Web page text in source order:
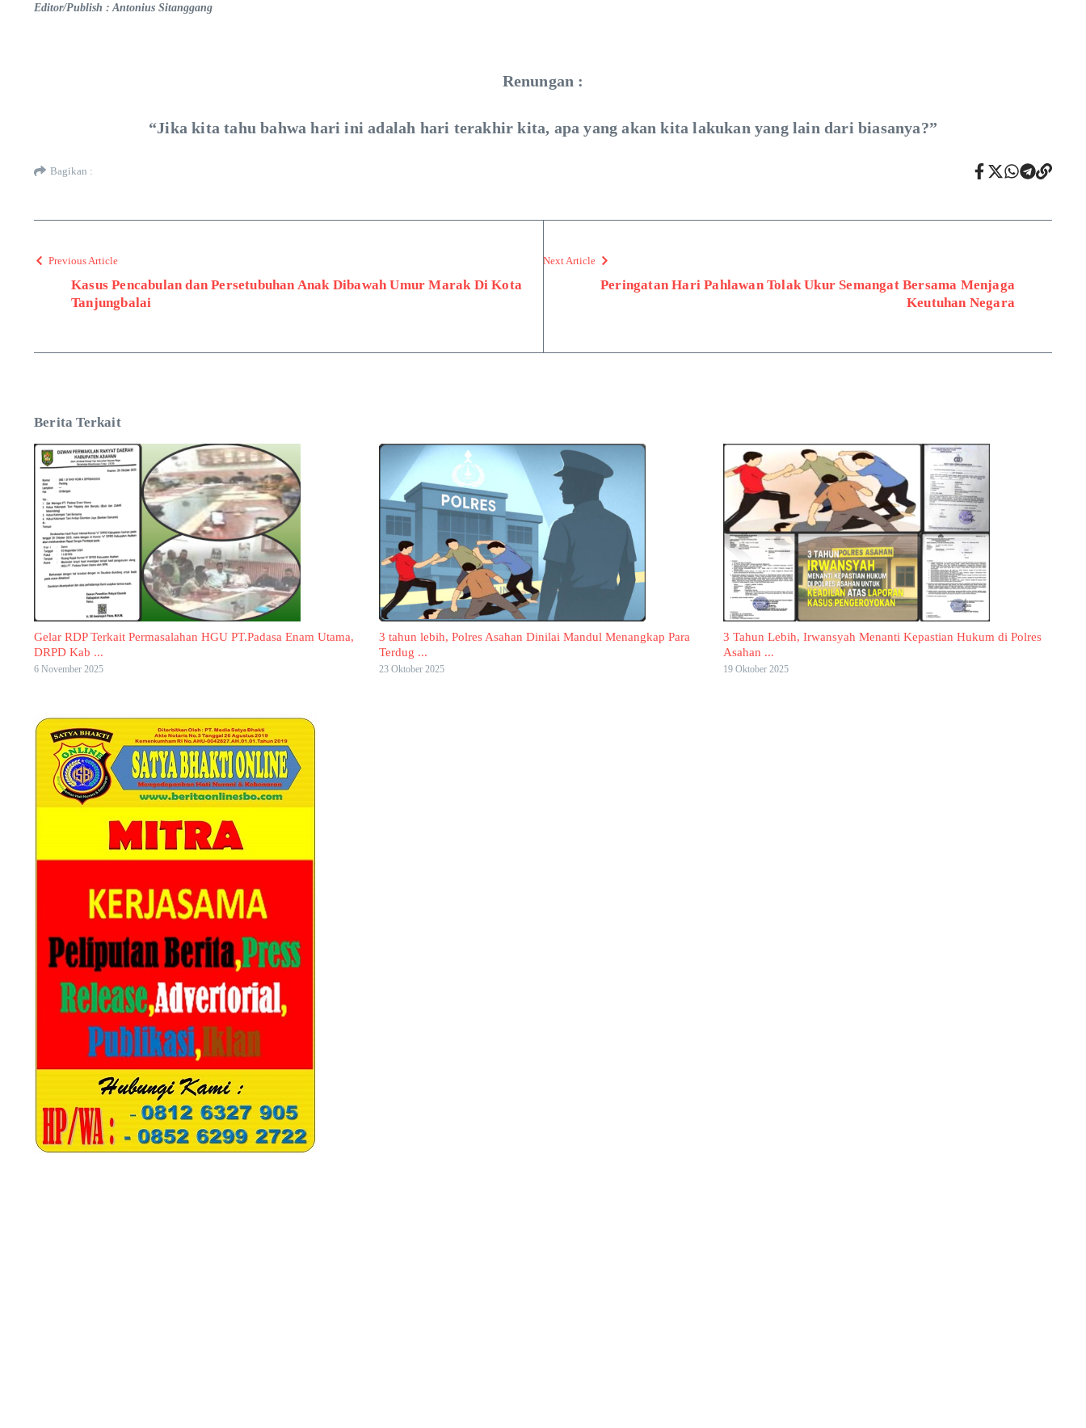
Editor/Publish : Antonius Sitanggang
Renungan :
“Jika kita tahu bahwa hari ini adalah hari terakhir kita, apa yang akan kita lakukan yang lain dari biasanya?”
Bagikan :
Previous Article
Kasus Pencabulan dan Persetubuhan Anak Dibawah Umur Marak Di Kota
Tanjungbalai
Next Article
Peringatan Hari Pahlawan Tolak Ukur Semangat Bersama Menjaga
Keutuhan Negara
Berita Terkait
Gelar RDP Terkait Permasalahan HGU PT.Padasa Enam Utama,
DRPD Kab ...
6 November 2025
3 tahun lebih, Polres Asahan Dinilai Mandul Menangkap Para
Terdug ...
23 Oktober 2025
3 Tahun Lebih, Irwansyah Menanti Kepastian Hukum di Polres
Asahan ...
19 Oktober 2025